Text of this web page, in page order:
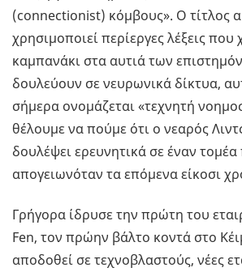
(connectionist) κόμβους». Ο τίτλος
χρησιμοποιεί περίεργες λέξεις
καμπανάκι στα αυτιά των
δουλεύουν σε νευρωνικά δίκτυα,
σήμερα ονομάζεται «τεχνητή
θέλουμε να πούμε ότι ο νεαρός
δουλέψει ερευνητικά σε έναν
απογειωνόταν τα επόμενα είκοσι
Γρήγορα ίδρυσε την πρώτη του
Fen, τον πρώην βάλτο κοντά στο
αποδοθεί σε τεχνοβλαστούς, νέες